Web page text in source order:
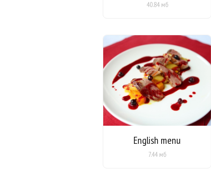
40.84 мб
English menu
7.44 мб